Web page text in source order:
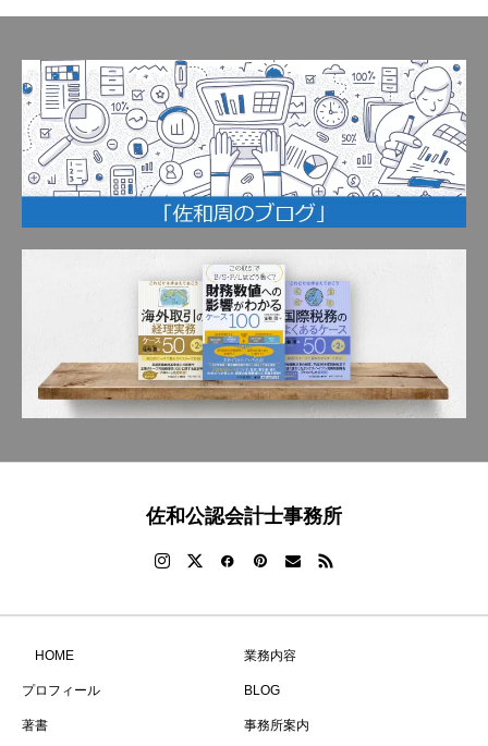
佐和公認会計士事務所
HOME 業務内容
プロフィール BLOG
著書 事務所案内